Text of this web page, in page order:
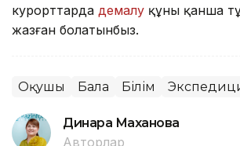
курорттарда демалу құны қанша
жазған болатынбыз.
Оқушы Бала Білім
Динара Маханова
Авторлар